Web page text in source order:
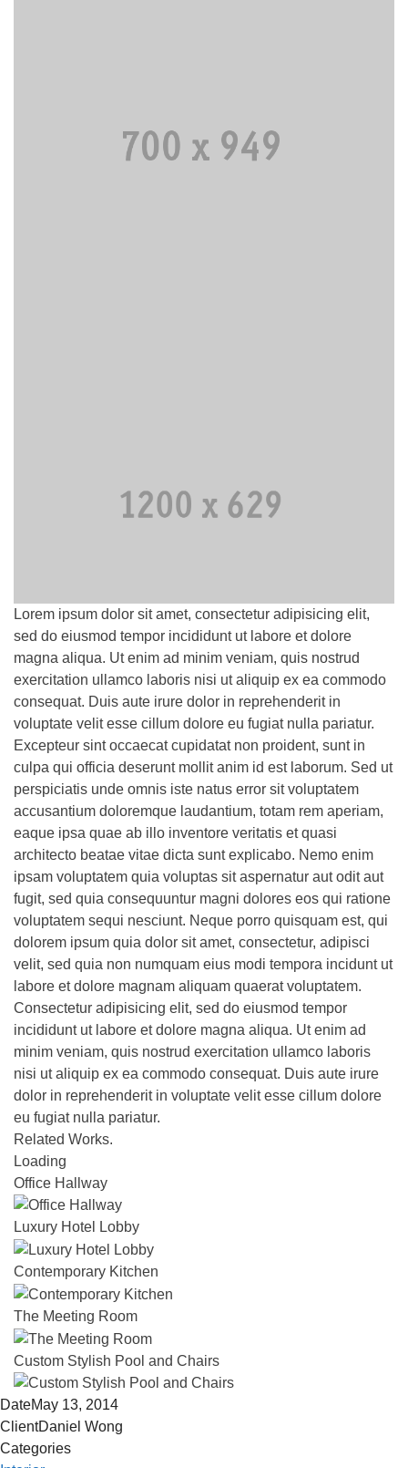
Lorem ipsum dolor sit amet, consectetur adipisicing elit,
sed do eiusmod tempor incididunt ut labore et dolore
magna aliqua. Ut enim ad minim veniam, quis nostrud
exercitation ullamco laboris nisi ut aliquip ex ea commodo
consequat. Duis aute irure dolor in reprehenderit in
voluptate velit esse cillum dolore eu fugiat nulla pariatur.
Excepteur sint occaecat cupidatat non proident, sunt in
culpa qui officia deserunt mollit anim id est laborum. Sed ut
perspiciatis unde omnis iste natus error sit voluptatem
accusantium doloremque laudantium, totam rem aperiam,
eaque ipsa quae ab illo inventore veritatis et quasi
architecto beatae vitae dicta sunt explicabo. Nemo enim
ipsam voluptatem quia voluptas sit aspernatur aut odit aut
fugit, sed quia consequuntur magni dolores eos qui ratione
voluptatem sequi nesciunt. Neque porro quisquam est, qui
dolorem ipsum quia dolor sit amet, consectetur, adipisci
velit, sed quia non numquam eius modi tempora incidunt ut
labore et dolore magnam aliquam quaerat voluptatem.
Consectetur adipisicing elit, sed do eiusmod tempor
incididunt ut labore et dolore magna aliqua. Ut enim ad
minim veniam, quis nostrud exercitation ullamco laboris
nisi ut aliquip ex ea commodo consequat. Duis aute irure
dolor in reprehenderit in voluptate velit esse cillum dolore
eu fugiat nulla pariatur.
Related Works.
Loading
Office Hallway
Luxury Hotel Lobby
Contemporary Kitchen
The Meeting Room
Custom Stylish Pool and Chairs
DateMay 13, 2014
ClientDaniel Wong
Categories